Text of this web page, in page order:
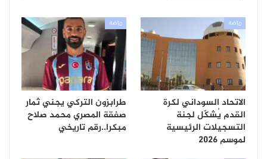
رياضة
الاتحاد السوداني لكرة
القدم يُشكّل لجنة
التسجيلات الرئيسية
لموسم 2026
رياضة
طرابزون التركي يجني ثمار
صفقة المصري محمد صلاح
مبكرا..رقم تاريخي